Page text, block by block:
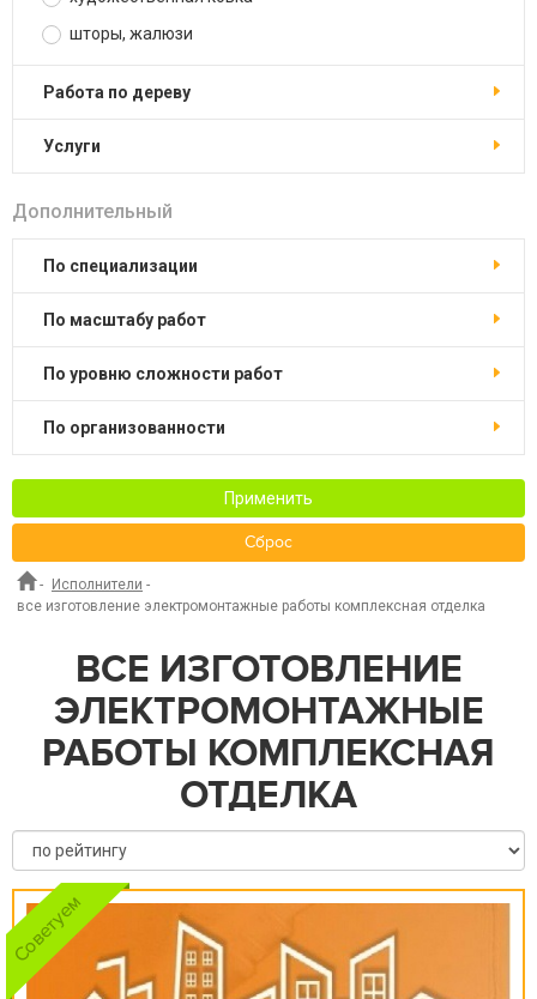
шторы, жалюзи
работа по дереву
услуги
Дополнительный
по специализации
по масштабу работ
по уровню сложности работ
по организованности
Применить
Сброс
- Исполнители -
все изготовление электромонтажные работы комплексная отделка
ВСЕ ИЗГОТОВЛЕНИЕ
ЭЛЕКТРОМОНТАЖНЫЕ
РАБОТЫ КОМПЛЕКСНАЯ
ОТДЕЛКА